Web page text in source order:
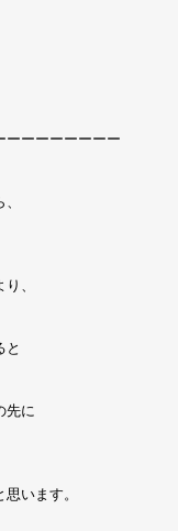
ーーーーーーーー
、
と
先に
います。